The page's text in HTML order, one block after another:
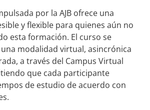
por la AJB ofrece una
y flexible para quienes aún no
esta formación. El curso se
modalidad virtual, asincrónica
a través del Campus Virtual
que cada participante
de estudio de acuerdo con